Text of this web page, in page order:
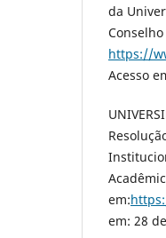
da
https://
Acesso
em:
em: 28